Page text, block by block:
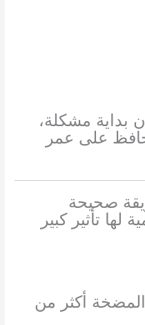
بداية مشكلة،
على عمر
صحيحة
لها تأثير كبير
أكثر من